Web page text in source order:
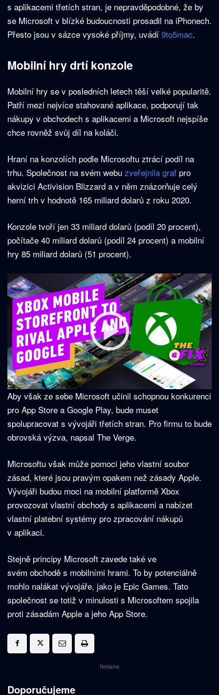
s aplikacemi třetích stran, je nepravděpodobné, že by
se Microsoft v blízké budoucnosti prosadil na iPhonech.
Přesto jsou v sázce vysoké příjmy, uvádí 9to5mac.
Mobilní hry drtí konzole
Mobilní hry se v posledních letech těší velké popularitě.
Patří mezi nejvíce stahované aplikace, podporují tak
nákupy v obchodech s aplikacemi a Microsoft nejspíše
chce rovněž svůj díl na koláči.
Hraní na konzolích podle Microsoftu ztrácí podíl na
trhu. Společnost na svém webu zveřejnila graf pro
akvizici Activision Blizzard a v něm znázorňuje celý
herní trh v hodnotě 165 miliard dolarů z roku 2020.
Konzole tvoří jen 33 miliard dolarů (podíl 20 procent),
počítače 40 miliard dolarů (podíl 24 procent) a mobilní
hry 85 miliard dolarů (51 procent).
Aby však ze sebe Microsoft učinil schopnou konkurenci
pro App Store a Google Play, bude muset
spolupracovat s vývojáři třetích stran. Pro firmu to bude
obrovská výzva, napsal The Verge.
Microsoftu však může pomoci jeho vlastní soubor
zásad, které jsou pravým opakem než zásady Apple.
Vývojáři budou moci na mobilní platformě Xbox
provozovat vlastní obchody s aplikacemi a nabízet
vlastní platební systémy pro zpracování nákupů
v aplikaci.
Stejně principy Microsoft zavede také ve
svém obchodě s mobilními hrami. To by potenciálně
mohlo nalákat vývojáře, jako je Epic Games. Tato
společnost se totiž v minulosti s Microsoftem spojila
proti zásadám Apple a jeho App Store.
Reklama
Doporučujeme